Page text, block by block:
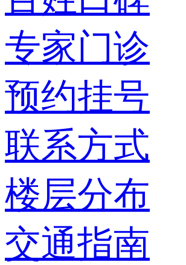
专家门诊
预约挂号
联系方式
楼层分布
交通指南